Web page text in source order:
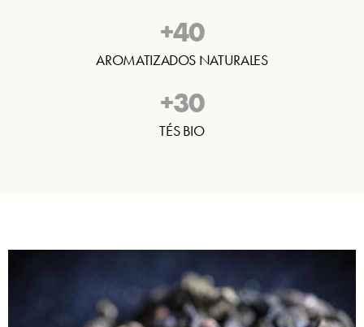
AROMATIZADOS NATURALES
+40
TÉS BIO
+30